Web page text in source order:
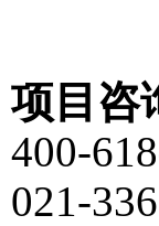
项目咨
400-
021-